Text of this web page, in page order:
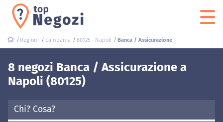
Regioni Campania 80125 - Napoli Banca / Assicurazione
8 negozi Banca / Assicurazione a
Napoli (80125)